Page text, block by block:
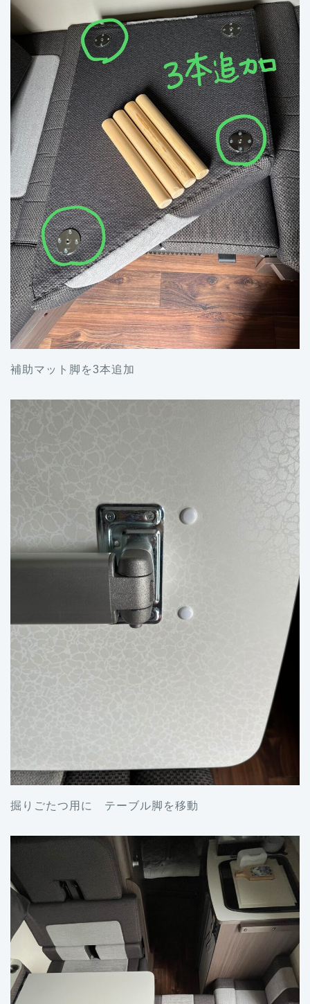
補助マット脚を3本追加
掘りごたつ用に テーブル脚を移動